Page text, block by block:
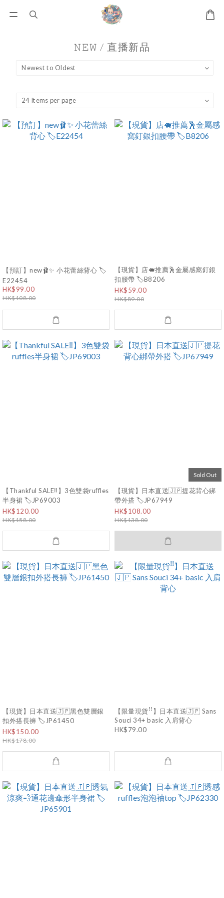
𝙽𝙴𝚆 / 直播新品
【預訂】new🩰✨ 小花蕾絲背心 🏷️
E22454
HK$99.00
HK$108.00
【現貨】店🐖推薦🕺金屬感窩釘銀
扣腰帶 🏷️B8206
HK$59.00
HK$89.00
【Thankful SALE‼️】3色雙袋ruffles
半身裙 🏷️JP69003
HK$120.00
HK$158.00
Sold Out
【現貨】日本直送🇯🇵提花背心綁
帶外搭 🏷️JP67949
HK$108.00
HK$138.00
【現貨】日本直送🇯🇵黑色雙層銀
扣外搭長褲 🏷️JP61450
HK$150.00
HK$178.00
【限量現貨ꜝꜝ】日本直送🇯🇵 Sans
Souci 34+ basic 入肩背心
HK$79.00